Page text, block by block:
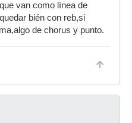
van como línea de
bién con reb,si
de chorus y punto.